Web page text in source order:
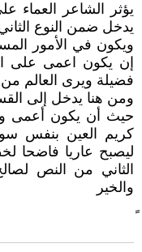
يؤثر الشاعر العماء
يدخل ضمن النوع
ويكون في الأمور
إن يكون اعمى على
فضيلة ويرى العالم
ومن هنا يدخل إلى
حيث أن يكون أعمى
كريم العين بنفس
ليصبح عاريا فاضحا
الثاني من النص
والخير